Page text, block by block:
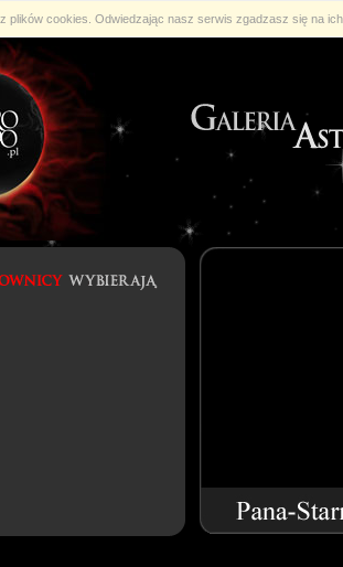
plików cookies. Odwiedzając nasz serwis zgadzasz się na